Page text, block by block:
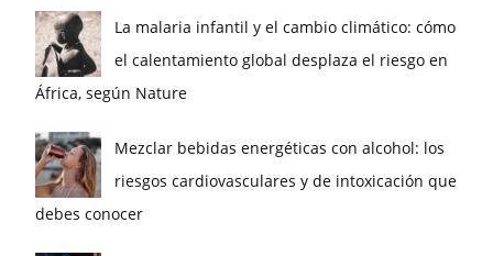
La malaria infantil y el cambio climático: cómo
el calentamiento global desplaza el riesgo en
África, según Nature
Mezclar bebidas energéticas con alcohol: los
riesgos cardiovasculares y de intoxicación que
debes conocer